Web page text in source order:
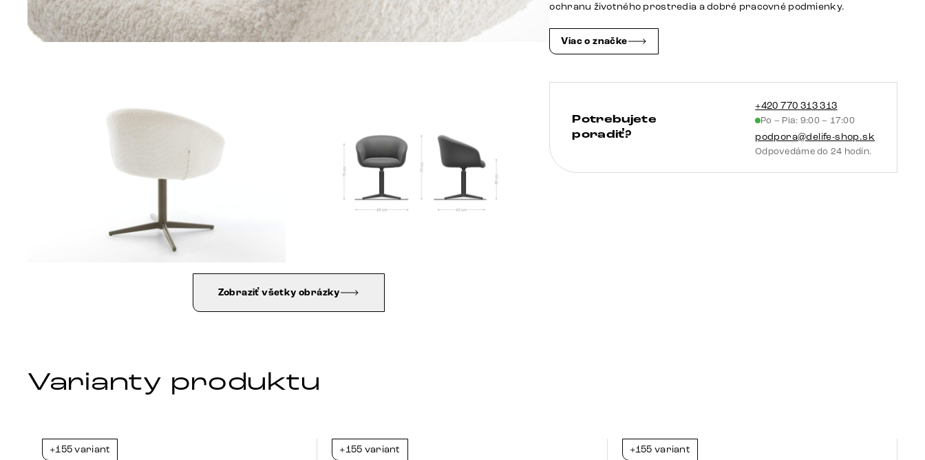
Zobraziť všetky obrázky
ochranu životného prostredia a dobré pracovné podmienky.
Viac o značke
Potrebujete
poradiť?
+420 770 313 313
Po – Pia: 9:00 – 17:00
podpora@delife-shop.sk
Odpovedáme do 24 hodín.
Varianty produktu
+155 variant +155 variant +155 variant